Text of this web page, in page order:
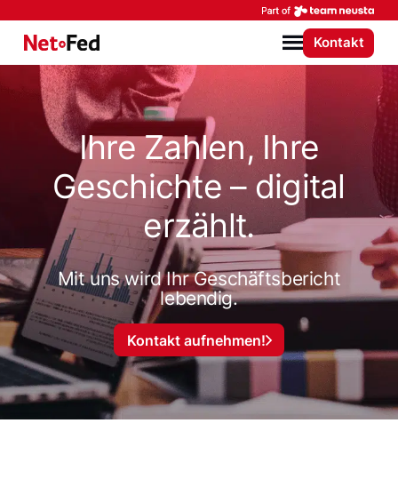
NetFederation GmbH
Menü
Kontakt
Ihre Zahlen, Ihre
Geschichte – digital
erzählt.
Mit uns wird Ihr Geschäftsbericht
lebendig.
Kontakt aufnehmen!